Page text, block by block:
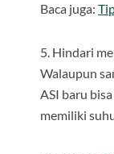
Baca juga:
5. Hindari
Walaupun
ASI baru
memiliki